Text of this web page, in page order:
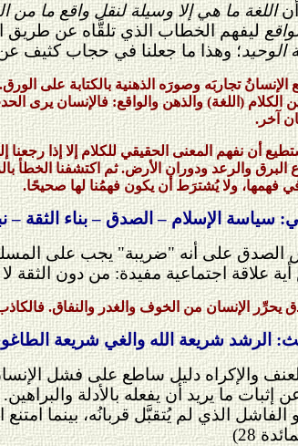
اللغة ما هي إلا وسيلة لنقل واقع ما
ليفهم الخطاب الذي تلقَّاه عن طريق
الوحيد؛ وهذا ما جعلنا في حجاب كثيف
تجاربَه وصورَه الذهنية بالكتابة على
الكلام (اللغة) والذهن والواقع: فالإنسان يرى
آخر.
أن نفهم المعنى الحقيقي للكلام إلا إذا
والرعد ودوران الأرض. ثم اكتشفنا الخطأ
فهمها، ولا يُشترَط أن يكون فهمُنا لها صحيحًا.
سياسة الإسلام – الصدق – بناء الثقة –
الصدق على أنه "ضريبة" يجب على
علاقة اجتماعية مفيدة: من دون الثقة
يحرِّر الإنسان من الخوف والغدر والنفاق.
الرشد شريعة الله والغي شريعة
والإكراه دليل ساطع على فشل
ما يريد أن يفعله بالأدلة
الفاشل الذي لم يُتقبَّل قربانُه، بينما
28)